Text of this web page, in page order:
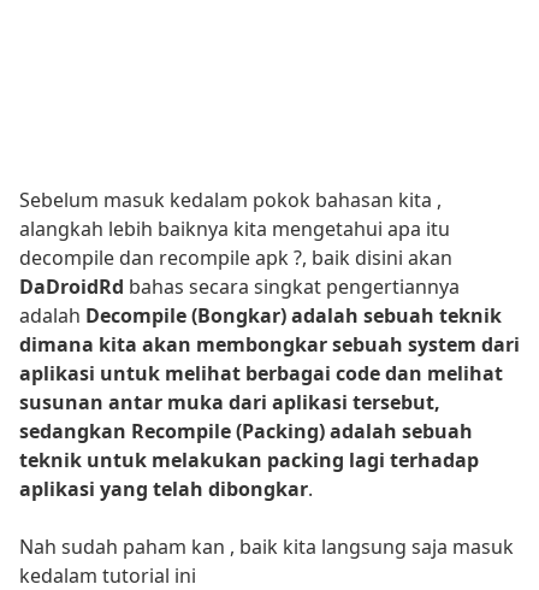
Sebelum masuk kedalam pokok bahasan kita ,
alangkah lebih baiknya kita mengetahui apa itu
decompile dan recompile apk ?, baik disini akan
DaDroidRd bahas secara singkat pengertiannya
adalah Decompile (Bongkar) adalah sebuah teknik
dimana kita akan membongkar sebuah system dari
aplikasi untuk melihat berbagai code dan melihat
susunan antar muka dari aplikasi tersebut,
sedangkan Recompile (Packing) adalah sebuah
teknik untuk melakukan packing lagi terhadap
aplikasi yang telah dibongkar.
Nah sudah paham kan , baik kita langsung saja masuk
kedalam tutorial ini